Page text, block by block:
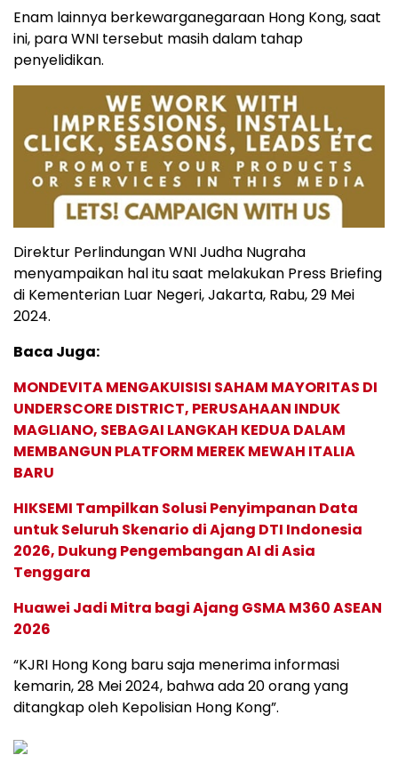
Enam lainnya berkewarganegaraan Hong Kong, saat
ini, para WNI tersebut masih dalam tahap
penyelidikan.
Direktur Perlindungan WNI Judha Nugraha
menyampaikan hal itu saat melakukan Press Briefing
di Kementerian Luar Negeri, Jakarta, Rabu, 29 Mei
2024.
Baca Juga:
MONDEVITA MENGAKUISISI SAHAM MAYORITAS DI
UNDERSCORE DISTRICT, PERUSAHAAN INDUK
MAGLIANO, SEBAGAI LANGKAH KEDUA DALAM
MEMBANGUN PLATFORM MEREK MEWAH ITALIA
BARU
HIKSEMI Tampilkan Solusi Penyimpanan Data
untuk Seluruh Skenario di Ajang DTI Indonesia
2026, Dukung Pengembangan AI di Asia
Tenggara
Huawei Jadi Mitra bagi Ajang GSMA M360 ASEAN
2026
“KJRI Hong Kong baru saja menerima informasi
kemarin, 28 Mei 2024, bahwa ada 20 orang yang
ditangkap oleh Kepolisian Hong Kong”.